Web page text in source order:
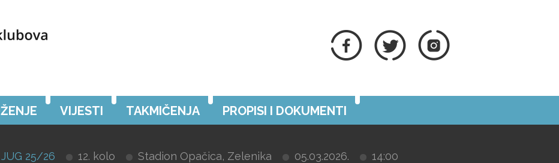
VIJESTI TAKMIČENJA PROPISI I DOKUMENTI
JUG 25/26 12. kolo Stadion Opačica, Zelenika 05.03.2026. 14:00